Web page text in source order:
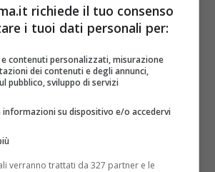
la ‘cinematografia’ del film di
delle meraviglie
richiede il tuo consenso
i tuoi dati personali per:
e contenuti personalizzati, misurazione
dei contenuti e degli annunci,
pubblico, sviluppo di servizi
informazioni su dispositivo e/o accedervi
verranno trattati da 327 partner e le